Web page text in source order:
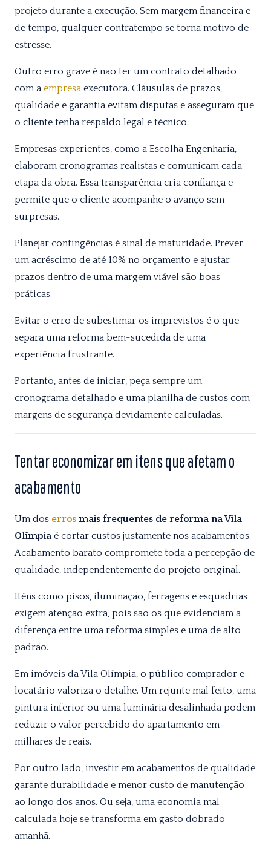
projeto durante a execução. Sem margem financeira e
de tempo, qualquer contratempo se torna motivo de
estresse.
Outro erro grave é não ter um contrato detalhado
com a empresa executora. Cláusulas de prazos,
qualidade e garantia evitam disputas e asseguram que
o cliente tenha respaldo legal e técnico.
Empresas experientes, como a Escolha Engenharia,
elaboram cronogramas realistas e comunicam cada
etapa da obra. Essa transparência cria confiança e
permite que o cliente acompanhe o avanço sem
surpresas.
Planejar contingências é sinal de maturidade. Prever
um acréscimo de até 10% no orçamento e ajustar
prazos dentro de uma margem viável são boas
práticas.
Evitar o erro de subestimar os imprevistos é o que
separa uma reforma bem-sucedida de uma
experiência frustrante.
Portanto, antes de iniciar, peça sempre um
cronograma detalhado e uma planilha de custos com
margens de segurança devidamente calculadas.
Tentar economizar em itens que afetam o
acabamento
Um dos erros mais frequentes de reforma na Vila
Olímpia é cortar custos justamente nos acabamentos.
Acabamento barato compromete toda a percepção de
qualidade, independentemente do projeto original.
Iténs como pisos, iluminação, ferragens e esquadrias
exigem atenção extra, pois são os que evidenciam a
diferença entre uma reforma simples e uma de alto
padrão.
Em imóveis da Vila Olímpia, o público comprador e
locatário valoriza o detalhe. Um rejunte mal feito, uma
pintura inferior ou uma luminária desalinhada podem
reduzir o valor percebido do apartamento em
milhares de reais.
Por outro lado, investir em acabamentos de qualidade
garante durabilidade e menor custo de manutenção
ao longo dos anos. Ou seja, uma economia mal
calculada hoje se transforma em gasto dobrado
amanhã.